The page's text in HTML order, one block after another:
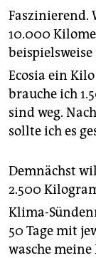
Faszinierend.
10.000
Ecosia ein
brauche ich
sind weg.
sollte ich es
Demnächst
2.500
Klima-
50 Tage mit
wasche